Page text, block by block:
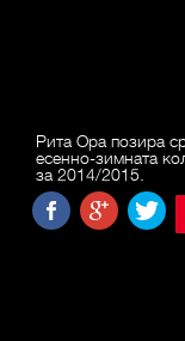
Рита Ора позира
есенно-зимната
за 2014/2015.